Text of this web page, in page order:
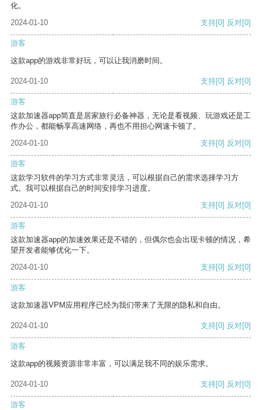
化。
2024-01-10
支持[0] 反对[0]
游客
这款app的游戏非常好玩，可以让我消磨时间。
2024-01-10 支持[0] 反对[0]
游客
这款加速器app简直是居家旅行必备神器，无论是看视频、玩游戏还是工
作办公，都能畅享高速网络，再也不用担心网速卡顿了。
2024-01-10
支持[0] 反对[0]
游客
这款学习软件的学习方式非常灵活，可以根据自己的需求选择学习方
式。我可以根据自己的时间安排学习进度。
2024-01-10
支持[0] 反对[0]
游客
这款加速器app的加速效果还是不错的，但偶尔也会出现卡顿的情况，希
望开发者能够优化一下。
2024-01-10
支持[0] 反对[0]
游客
这款加速器VPM应用程序已经为我们带来了无限的隐私和自由。
2024-01-10 支持[0] 反对[0]
游客
这款app的视频资源非常丰富，可以满足我不同的娱乐需求。
2024-01-10 支持[0] 反对[0]
游客